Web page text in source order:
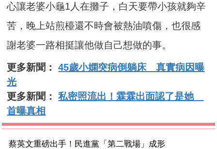
心讓老婆小龜1人在攤子，白天要帶小孩就夠辛
苦，晚上站煎檯還不時會被熱油噴傷，也很感
謝老婆一路相挺讓他做自己想做的事。
更多新聞：45歲小嫻突病倒躺床 真實病因曝
光
更多新聞：私密照流出！霖霖出面認了是她
首曝真相
蔡英文重磅出手！民進黨「第二戰場」成形